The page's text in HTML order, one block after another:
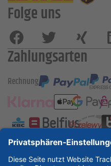
Folge uns
Zahlungsarten
Rechnung
ESSKA